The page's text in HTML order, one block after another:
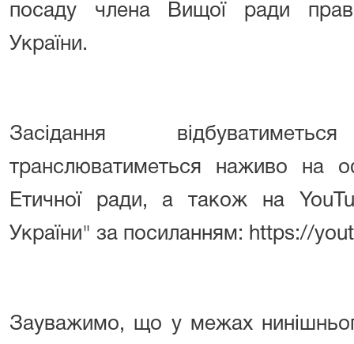
посаду члена Вищої ради
України.
Засідання
транслюватиметься наживо на
Етичної ради, а також на
України" за посиланням: https://
Зауважимо, що у межах